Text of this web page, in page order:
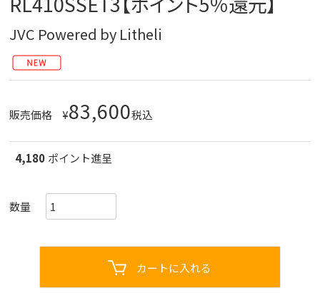
JVC Powered by Litheli
販売価格 ¥83,600税込
4,180 ポイント進呈
カートに入れる